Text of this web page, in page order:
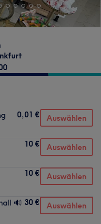
0,01 € Auswählen
10 € Auswählen
10 € Auswählen
🔊 30 € Auswählen